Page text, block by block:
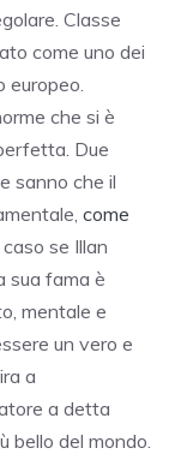
Classe
come uno dei
europeo.
che si è
Due
sanno che il
come
se Illan
sua fama è
mentale e
un vero e
a
a detta
bello del mondo.